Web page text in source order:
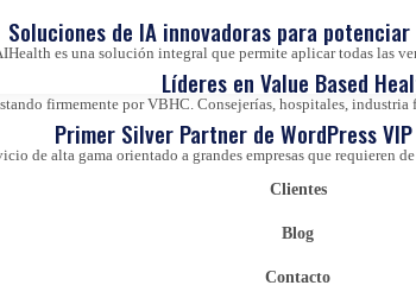
Soluciones de IA innovadoras para
es una solución integral que permite aplicar todas las
Líderes en Value Based
firmemente por VBHC. Consejerías, hospitales,
Primer Silver Partner de WordPress
de alta gama orientado a grandes empresas que
Clientes
Blog
Contacto